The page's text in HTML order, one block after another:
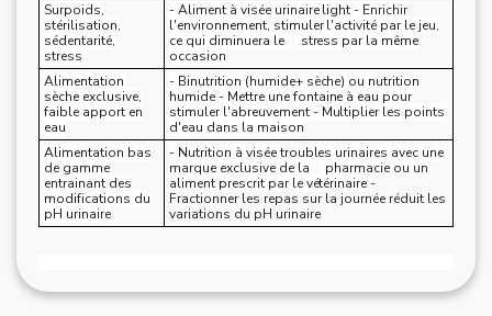
Surpoids,
stérilisation,
sédentarité,
stress
- Aliment à visée urinaire light - Enrichir
l'environnement, stimuler l'activité par le jeu,
ce qui diminuera le
stress par la même
occasion
Alimentation
sèche exclusive,
faible apport en
eau
- Binutrition (humide+ sèche) ou nutrition
humide- Mettre une fontaine à eau pour
stimuler l'abreuvement - Multiplier les points
d'eau dans la maison
Alimentation bas
de gamme
entrainant des
modifications du
pH urinaire
- Nutrition à visée troubles urinaires avec une
marque exclusive de la
pharmacie ou un
aliment prescrit par le vétérinaire-
Fractionner les repas sur la journée réduit les
variations du pH urinaire